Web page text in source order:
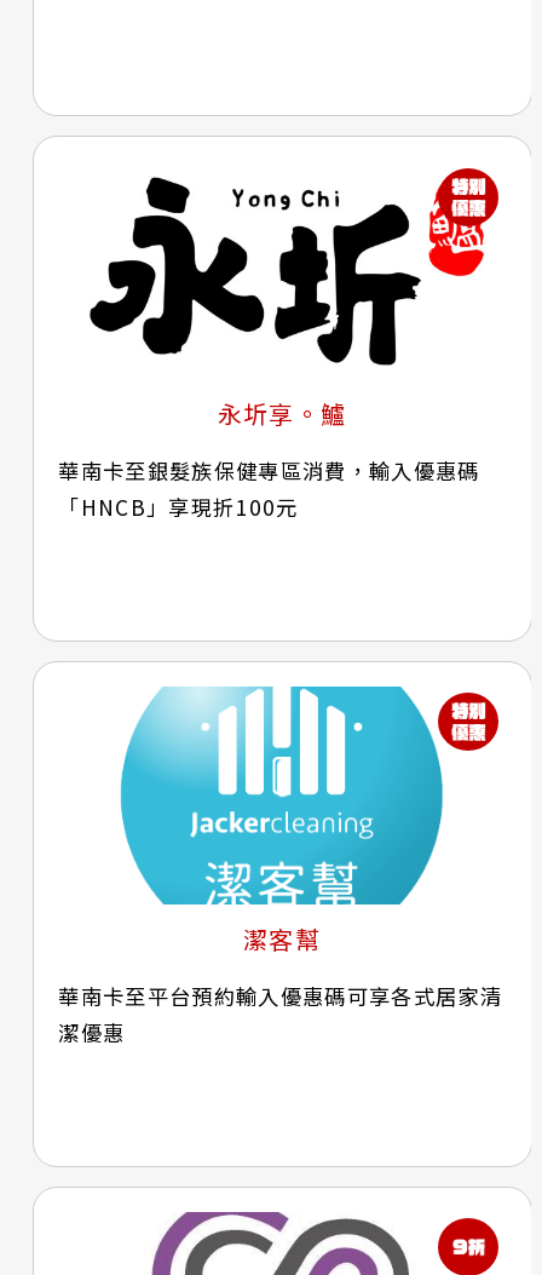
永圻享。鱸
華南卡至銀髮族保健專區消費，輸入優惠碼
「HNCB」享現折100元
潔客幫
華南卡至平台預約輸入優惠碼可享各式居家清
潔優惠